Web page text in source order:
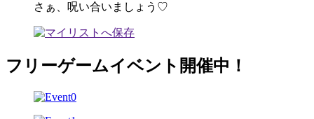
さぁ、呪い合いましょう♡
フリーゲームイベント開催中！